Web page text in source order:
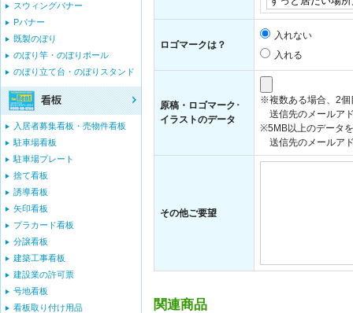
ロゴマークは？
入れない
入れる
原稿・ロゴマーク･
イラストのデータ
※複数ある場合、2個
送信先のメールア
※5MB以上のデータ
送信先のメールア
その他ご要望
関連商品
スウィングバナー
Pバナー
既製のぼり
のぼり竿・のぼりポール
のぼり立て台・のぼりスタンド
入居者募集看板・売物件看板
駐車場看板
駐車場プレート
捨て看板
誘導看板
矢印看板
プラカード看板
分譲看板
建築工事看板
建設業の許可票
号地看板
看板取り付け用品